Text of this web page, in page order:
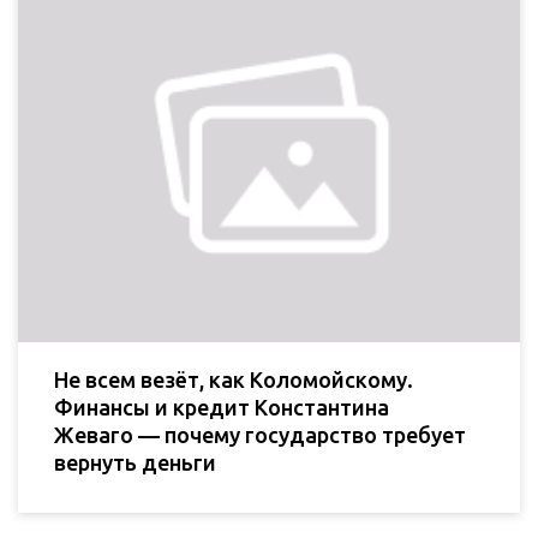
Не всем везёт, как Коломойскому.
Финансы и кредит Константина
Жеваго — почему государство требует
вернуть деньги